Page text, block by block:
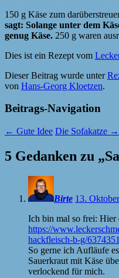
150 g Käse zum
sagt: Solange unter dem
genug Käse. 250 g waren
Dies ist ein Rezept vom
Dieser Beitrag wurde unter
von Hans-Georg Kloetzen.
Beitrags-Navigation
← Gute Idee Die Sofakatze →
5 Gedanken zu „
Birte 13.
Ich bin mal so frei: Hier
https://
hackfleisch-b-g/
So gerne ich Aufläufe
Sauerkraut mit Käse
verlockend für mich.